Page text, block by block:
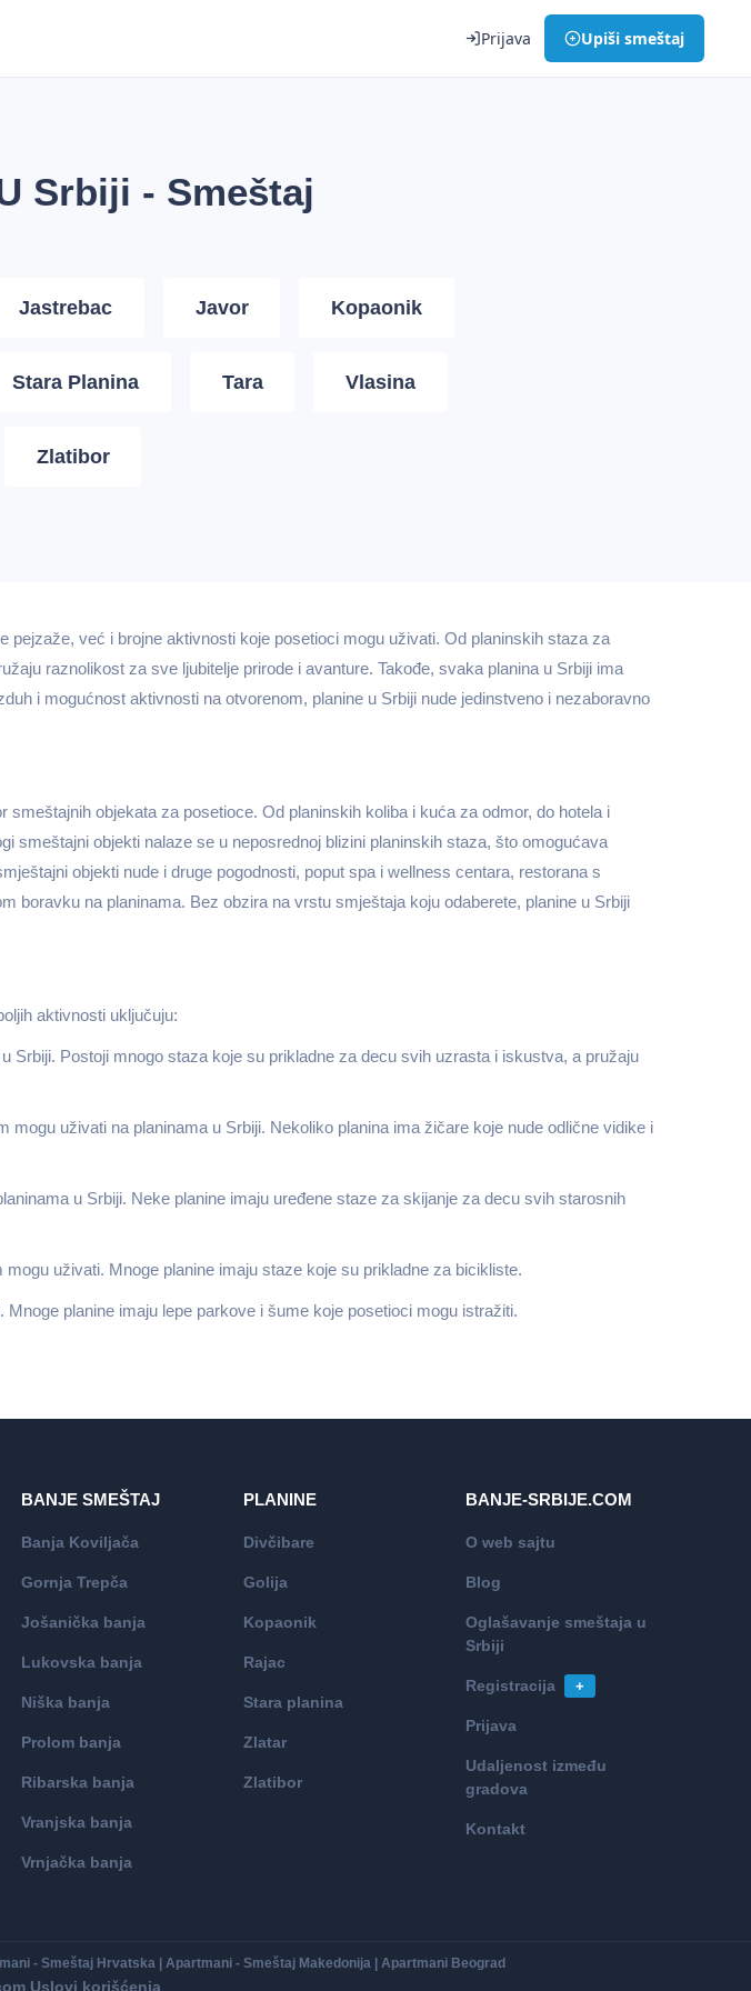
Prijava Upiši smeštaj
Srbiji - Smeštaj
Jastrebac Javor Kopaonik
Stara Planina Tara Vlasina
Zlatibor
pejzaže, već i brojne aktivnosti koje posetioci mogu uživati. Od planinskih staza za
raznolikost za sve ljubitelje prirode i avanture. Takođe, svaka planina u Srbiji ima
i mogućnost aktivnosti na otvorenom, planine u Srbiji nude jedinstveno i nezaboravno
objekata za posetioce. Od planinskih koliba i kuća za odmor, do hotela i
smeštajni objekti nalaze se u neposrednoj blizini planinskih staza, što omogućava
objekti nude i druge pogodnosti, poput spa i wellness centara, restorana s
boravku na planinama. Bez obzira na vrstu smještaja koju odaberete, planine u Srbiji
aktivnosti uključuju:
Srbiji. Postoji mnogo staza koje su prikladne za decu svih uzrasta i iskustva, a pružaju
uživati na planinama u Srbiji. Nekoliko planina ima žičare koje nude odlične vidike i
u Srbiji. Neke planine imaju uređene staze za skijanje za decu svih starosnih
uživati. Mnoge planine imaju staze koje su prikladne za bicikliste.
planine imaju lepe parkove i šume koje posetioci mogu istražiti.
BANJE SMEŠTAJ
Banja Koviljača
Gornja Trepča
Jošanička banja
Lukovska banja
Niška banja
Prolom banja
Ribarska banja
Vranjska banja
Vrnjačka banja
PLANINE
Divčibare
Golija
Kopaonik
Rajac
Stara planina
Zlatar
Zlatibor
BANJE-SRBIJE.COM
O web sajtu
Blog
Oglašavanje smeštaja u
Srbiji
Registracija +
Prijava
Udaljenost između
gradova
Kontakt
- Smeštaj Hrvatska Apartmani - Smeštaj Makedonija Apartmani Beograd
Uslovi korišćenja